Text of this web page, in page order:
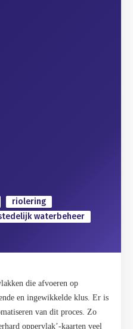
riolering
waterbeheer
die afvoeren op
en ingewikkelde klus. Er is
van dit proces. Zo
oppervlak’-kaarten veel